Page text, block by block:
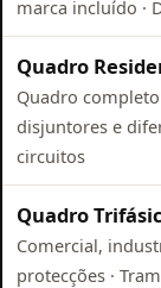
marca incluído ·
Quadro
Quadro
disjuntores e
circuitos
Quadro
Comercial,
protecções ·